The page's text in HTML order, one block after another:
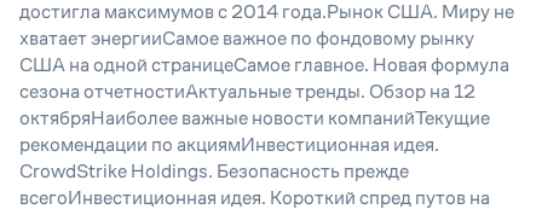
достигла максимумов с 2014 года.Рынок США. Миру не
хватает энергииСамое важное по фондовому рынку
США на одной страницеСамое главное. Новая формула
сезона отчетностиАктуальные тренды. Обзор на 12
октябряНаиболее важные новости компанийТекущие
рекомендации по акциямИнвестиционная идея.
CrowdStrike Holdings. Безопасность прежде
всегоИнвестиционная идея. Короткий спред путов на